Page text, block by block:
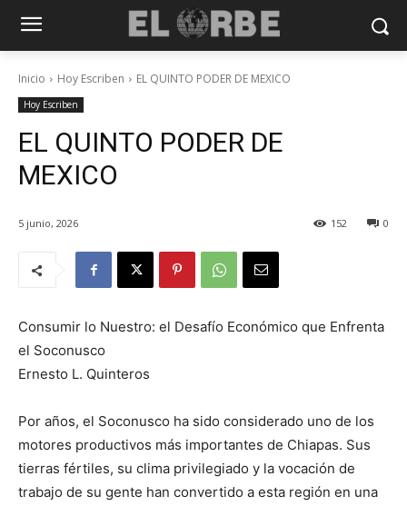
Inicio Hoy Escriben EL QUINTO PODER DE MEXICO
Hoy Escriben
EL QUINTO PODER DE
MEXICO
5 junio, 2026 0
152
Consumir lo Nuestro: el Desafío Económico que Enfrenta
el Soconusco
Ernesto L. Quinteros
Por años, el Soconusco ha sido considerado uno de los
motores productivos más importantes de Chiapas. Sus
tierras fértiles, su clima privilegiado y la vocación de
trabajo de su gente han convertido a esta región en una